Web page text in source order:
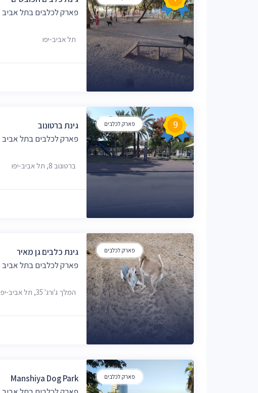
פארק לכלבים בתל אביב
תל אביב-יפו
פארק לכלבים 9
גינת ברטונוב
פארק לכלבים בתל אביב
ברטונוב 8, תל אביב-יפו
פארק לכלבים
גינת כלבים גן מאיר
פארק לכלבים בתל אביב
המלך ג'ורג' 35, תל אביב-יפו
פארק לכלבים
Manshiya Dog Park